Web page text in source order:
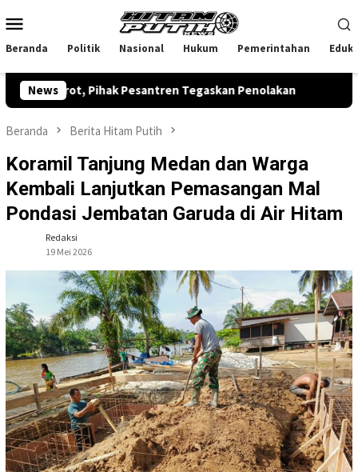
ke
Mobile
Beranda Politik Nasional Hukum Pemerintahan
News
Pihak Pesantren Tegaskan Penolakan Tanggapi
Beranda Berita Hitam Putih
Koramil Tanjung Medan dan Warga
Kembali Lanjutkan Pemasangan Mal
Pondasi Jembatan Garuda di Air Hitam
Redaksi
19 Mei 2026